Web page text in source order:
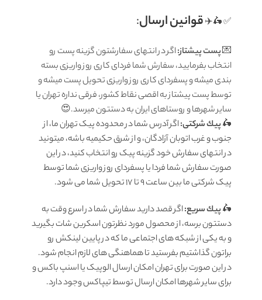
✅ 🛵✈️قوانين ارسال:
💌پست پیشتاز:اگر در انتهای سفارشتون گزینه پست رو
انتخاب بفرمایید، سفارش شما فردای کاری روز واریزی بسته
بندی میشه و پسفردای کاری روز واریزی تحویل پست میشه و
توسط پست پیشتاز به اقصی نقاط کشور، فرقی نداره تهران یا
سایر شهرها و روستاهای ایران به دستتون میرسد.😍
🛵پيك شرکتی:اگر آدرس شما در محدوده پیک تهران ما، از
جنوب و غرب اتوبان آزادگان، و از شرق حکیمیه باشه، میتونید
در انتهای سفارش خود گزینه پیک رو انتخاب کنید، در این
صورت سفارش شما فردا یا پسفردای روز واريزى شما توسط
پیک شرکتی ما بين ساعت 9 تا 17 تحويل شما مى شود.
🛵پيك سریع:اگر قصد دارید سفارش شما در اسرع وقت به
دستتون برسه، از محصول مورد نظرتون اسکرین شات بگیرید
و به یکی از شبکه های اجتماعی ما که در پایین لینکش رو
براتون گذاشتیم بفرستید تا هماهنگی های لازم انجام شود.
در این صورت برای تهران امکان ارسال الوپیک یا اسنپ باکس و
برای سایر شهرها امکان ارسال توسط تیپاکس وجود دارد.